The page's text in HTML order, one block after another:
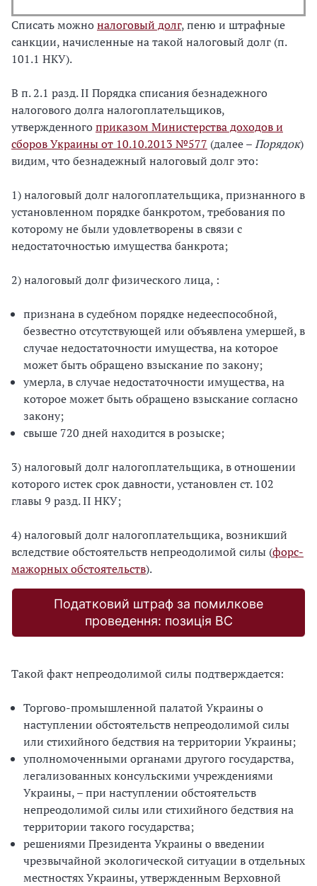
Списать можноналоговый долг, пеню и штрафные
санкции, начисленные на такой налоговый долг (п.
101.1 НКУ).
В п. 2.1 разд. II Порядка списания безнадежного
налогового долга налогоплательщиков,
утвержденногоприказом Министерства доходов и
сборов Украины от 10.10.2013 №577 (далее –Порядок)
видим, что безнадежный налоговый долг это:
1) налоговый долг налогоплательщика, признанного в
установленном порядке банкротом, требования по
которому не были удовлетворены в связи с
недостаточностью имущества банкрота;
2) налоговый долг физического лица, :
признана в судебном порядке недееспособной,
безвестно отсутствующей или объявлена умершей, в
случае недостаточности имущества, на которое
может быть обращено взыскание по закону;
умерла, в случае недостаточности имущества, на
которое может быть обращено взыскание согласно
закону;
свыше 720 дней находится в розыске;
3) налоговый долг налогоплательщика, в отношении
которого истек срок давности, установлен ст. 102
главы 9 разд. II НКУ;
4) налоговый долг налогоплательщика, возникший
вследствие обстоятельств непреодолимой силы (форс-
мажорных обстоятельств).
Податковий штраф за помилкове
проведення: позиція ВС
Такой факт непреодолимой силы подтверждается:
Торгово-промышленной палатой Украины о
наступлении обстоятельств непреодолимой силы
или стихийного бедствия на территории Украины;
уполномоченными органами другого государства,
легализованных консульскими учреждениями
Украины, – при наступлении обстоятельств
непреодолимой силы или стихийного бедствия на
территории такого государства;
решениями Президента Украины о введении
чрезвычайной экологической ситуации в отдельных
местностях Украины, утвержденным Верховной